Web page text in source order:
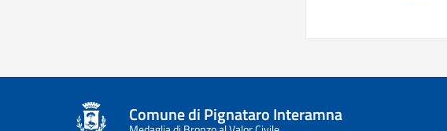
Comune di Pignataro Interamna